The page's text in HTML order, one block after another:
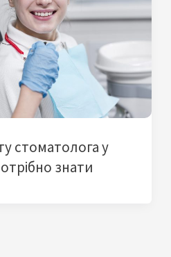
стоматолога у
знати